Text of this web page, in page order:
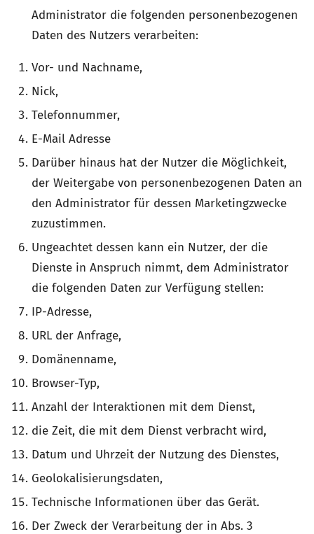
Administrator die folgenden personenbezogenen
Daten des Nutzers verarbeiten:
Vor- und Nachname,
Nick,
Telefonnummer,
E-Mail Adresse
Darüber hinaus hat der Nutzer die Möglichkeit,
der Weitergabe von personenbezogenen Daten an
den Administrator für dessen Marketingzwecke
zuzustimmen.
Ungeachtet dessen kann ein Nutzer, der die
Dienste in Anspruch nimmt, dem Administrator
die folgenden Daten zur Verfügung stellen:
IP-Adresse,
URL der Anfrage,
Domänenname,
Browser-Typ,
Anzahl der Interaktionen mit dem Dienst,
die Zeit, die mit dem Dienst verbracht wird,
Datum und Uhrzeit der Nutzung des Dienstes,
Geolokalisierungsdaten,
Technische Informationen über das Gerät.
Der Zweck der Verarbeitung der in Abs. 3